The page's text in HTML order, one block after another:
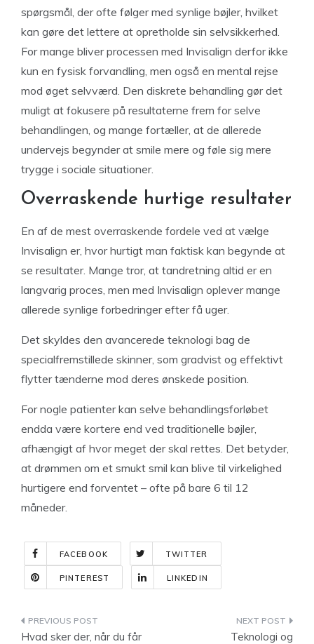
spørgsmål, der ofte følger med synlige bøjler, hvilket
kan gøre det lettere at opretholde sin selvsikkerhed.
For mange bliver processen med Invisalign derfor ikke
kun en fysisk forvandling, men også en mental rejse
mod øget selvværd. Den diskrete behandling gør det
muligt at fokusere på resultaterne frem for selve
behandlingen, og mange fortæller, at de allerede
undervejs begynder at smile mere og føle sig mere
trygge i sociale situationer.
Overraskende hurtige resultater
En af de mest overraskende fordele ved at vælge
Invisalign er, hvor hurtigt man faktisk kan begynde at
se resultater. Mange tror, at tandretning altid er en
langvarig proces, men med Invisalign oplever mange
allerede synlige forbedringer efter få uger.
Det skyldes den avancerede teknologi bag de
specialfremstillede skinner, som gradvist og effektivt
flytter tænderne mod deres ønskede position.
For nogle patienter kan selve behandlingsforløbet
endda være kortere end ved traditionelle bøjler,
afhængigt af hvor meget der skal rettes. Det betyder,
at drømmen om et smukt smil kan blive til virkelighed
hurtigere end forventet – ofte på bare 6 til 12
måneder.
FACEBOOK TWITTER
PINTEREST LINKEDIN
Indlægsnavigation
Hvad sker der, når du får
Teknologi og